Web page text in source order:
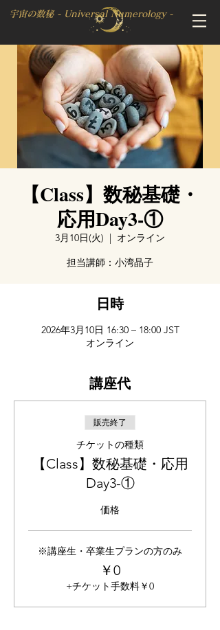
宇宙の数秘 - Universal Numerology -
【Class】数秘基礎・
応用Day3-①
3月10日(火)
  |
オンライン
担当講師：小湾晶子
日時
2026年3月10日 16:30 – 18:00 JST
オンライン
講座代
販売終了
チケットの種類
【Class】数秘基礎・応用
Day3-①
価格
※講座生・卒業生プランの方のみ
￥0
+チケット手数料￥0